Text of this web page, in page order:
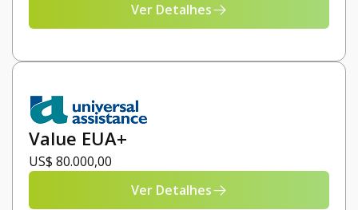
Ver Detalhes
Value EUA+
US$ 80.000,00
Ver Detalhes